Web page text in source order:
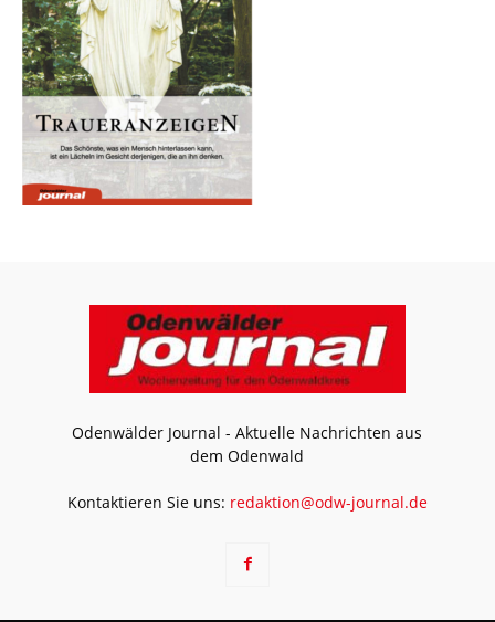
Odenwälder Journal - Aktuelle Nachrichten aus
dem Odenwald
Kontaktieren Sie uns: redaktion@odw-journal.de